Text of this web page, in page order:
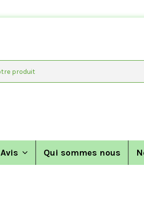
Avis Qui sommes nous